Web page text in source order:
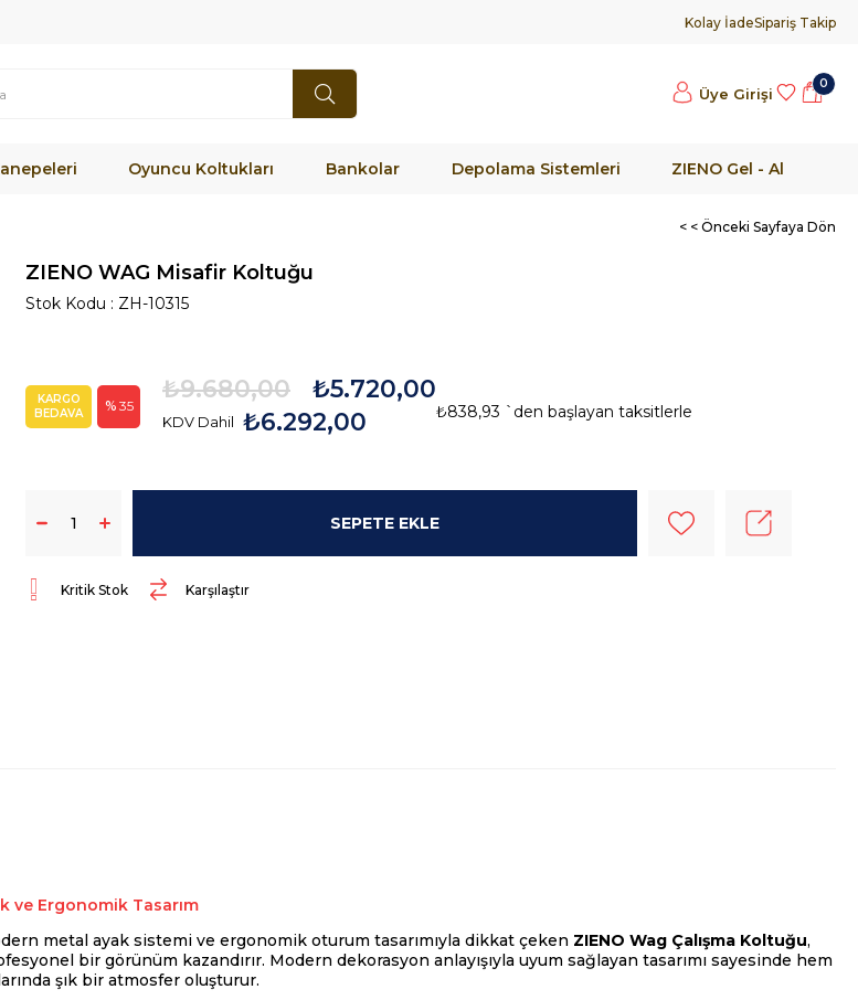
Kolay İadeSipariş Takip
Üye Girişi
0
Oyuncu Koltukları Bankolar Depolama Sistemleri ZIENO Gel - Al
< < Önceki Sayfaya Dön
ZIENO WAG Misafir Koltuğu
Stok Kodu ZH-10315
KARGO
BEDAVA
35
₺9.680,00 ₺5.720,00
KDV Dahil ₺6.292,00 ₺838,93 `den başlayan taksitlerle
Kritik Stok Karşılaştır
ve Ergonomik Tasarım
metal ayak sistemi ve ergonomik oturum tasarımıyla dikkat çeken ZIENO Wag Çalışma Koltuğu,
bir görünüm kazandırır. Modern dekorasyon anlayışıyla uyum sağlayan tasarımı sayesinde hem
şık bir atmosfer oluşturur.